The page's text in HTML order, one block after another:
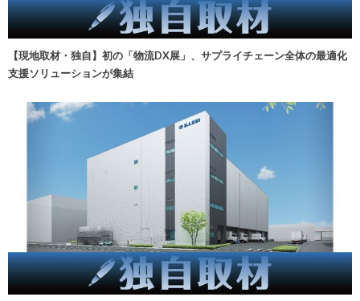
【現地取材・独自】初の「物流DX展」、サプライチェーン全体の最適化
支援ソリューションが集結